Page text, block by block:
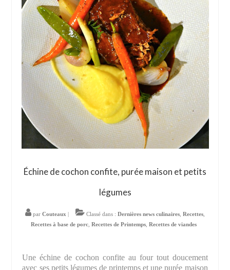
Échine de cochon confite, purée maison et petits
légumes
par Couteaux Classé dans : Dernières news culinaires Recettes
Recettes à base de porc Recettes de Printemps Recettes de viandes
Une échine de cochon confite au four tout doucement
avec ses petits légumes de printemps et une purée maison